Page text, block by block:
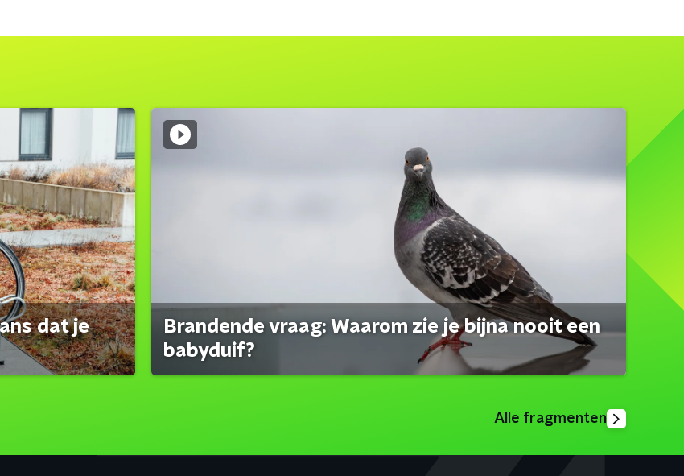
dat je
Brandende vraag: Waarom zie je bijna nooit een
babyduif?
Alle fragmenten